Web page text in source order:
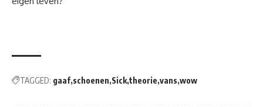
TAGGED: gaaf schoenen Sick theorie vans wow